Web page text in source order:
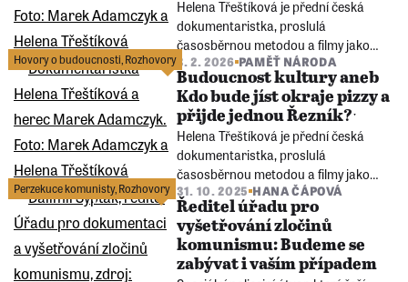
undergroundem.
Helena Třeštíková je přední česká
dokumentaristka, proslulá
časosběrnou metodou a filmy jako
Manželské etudy či René, oceňovanými
i v zahraničí. Marek Adamczyk je herec
nastupující generace, absolvent
DAMU, známý z filmu Lidice i z dalších
rolí.
Hovory o budoucnosti,Rozhovory 3. 2. 2026 PAMĚŤ NÁRODA
Budoucnost kultury aneb
Kdo bude jíst okraje pizzy a
přijde jednou Řezník?ˑ
Helena Třeštíková je přední česká
dokumentaristka, proslulá
časosběrnou metodou a filmy jako
Manželské etudy či René, oceňovanými
i v zahraničí. Marek Adamczyk je herec
nastupující generace, absolvent
DAMU, známý z filmu Lidice i z dalších
rolí.
Perzekuce komunisty,Rozhovory 31. 10. 2025 HANA ČÁPOVÁ
Ředitel úřadu pro
vyšetřování zločinů
komunismu: Budeme se
zabývat i vaším případem